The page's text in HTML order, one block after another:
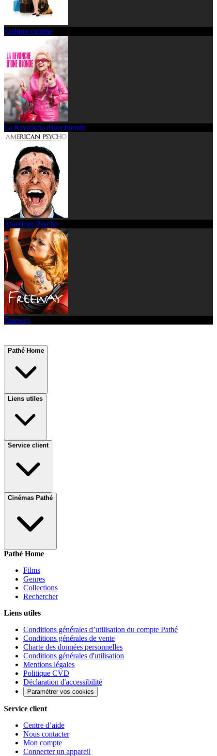
Fashion victime
La Revanche d'une blonde
American Psycho
Freeway
Pathé Home
Liens utiles
Service client
Cinémas Pathé
Pathé Home
Films
Genres
Collections
Rechercher
Liens utiles
Conditions générales d’utilisation du compte Pathé
Conditions générales de vente
Charte des données personnelles
Conditions générales d'utilisation
Mentions légales
Politique CVD
Déclaration d'accessibilité
Paramétrer vos cookies
Service client
Centre d’aide
Nous contacter
Mon compte
Connecter un appareil